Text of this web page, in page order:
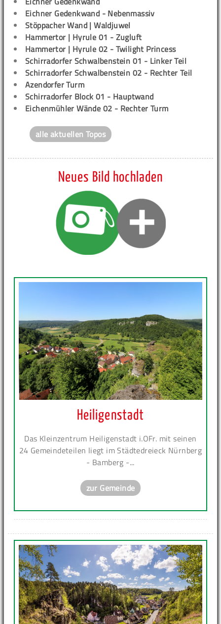
Eichner Gedenkwand - Nebenmassiv
Stöppacher Wand | Waldjuwel
Hammertor | Hyrule 01 - Zugluft
Hammertor | Hyrule 02 - Twilight Princess
Schirradorfer Schwalbenstein 01 - Linker Teil
Schirradorfer Schwalbenstein 02 - Rechter Teil
Azendorfer Turm
Schirradorfer Block 01 - Hauptwand
Eichenmühler Wände 02 - Rechter Turm
alle aktuellen Topos
Neues Bild hochladen
Heiligenstadt
Das Kleinzentrum Heiligenstadt i.OFr. mit seinen
24 Gemeindeteilen liegt im Städtedreieck Nürnberg
- Bamberg -...
zur Gemeinde